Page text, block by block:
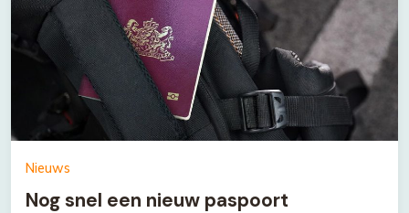
Nieuws
Nog snel een nieuw paspoort